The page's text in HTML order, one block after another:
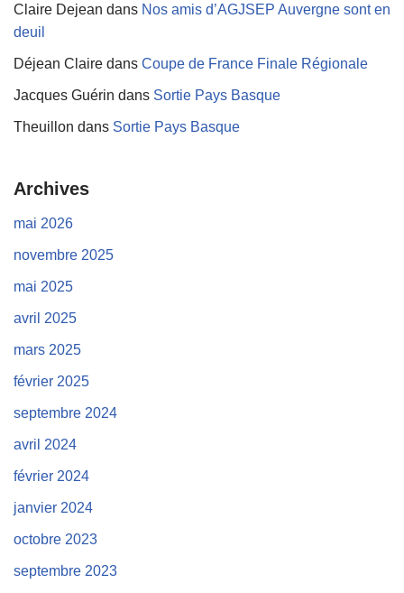
Claire Dejean dans Nos amis d’AGJSEP Auvergne sont en
deuil
Déjean Claire dans Coupe de France Finale Régionale
Jacques Guérin dans Sortie Pays Basque
Theuillon dans Sortie Pays Basque
Archives
mai 2026
novembre 2025
mai 2025
avril 2025
mars 2025
février 2025
septembre 2024
avril 2024
février 2024
janvier 2024
octobre 2023
septembre 2023